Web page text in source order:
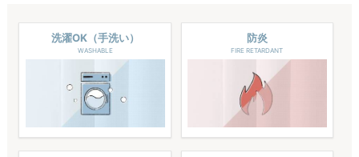
洗濯OK（手洗い）
WASHABLE
防炎
FIRE RETARDANT